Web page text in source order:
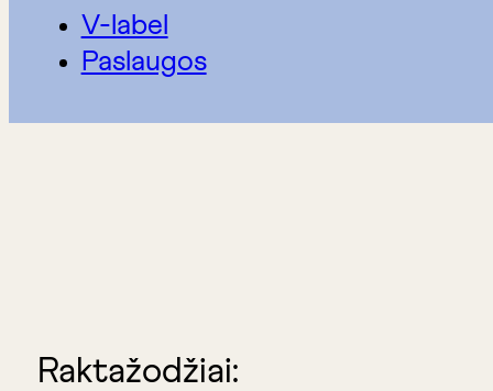
V-label
Paslaugos
Raktažodžiai: